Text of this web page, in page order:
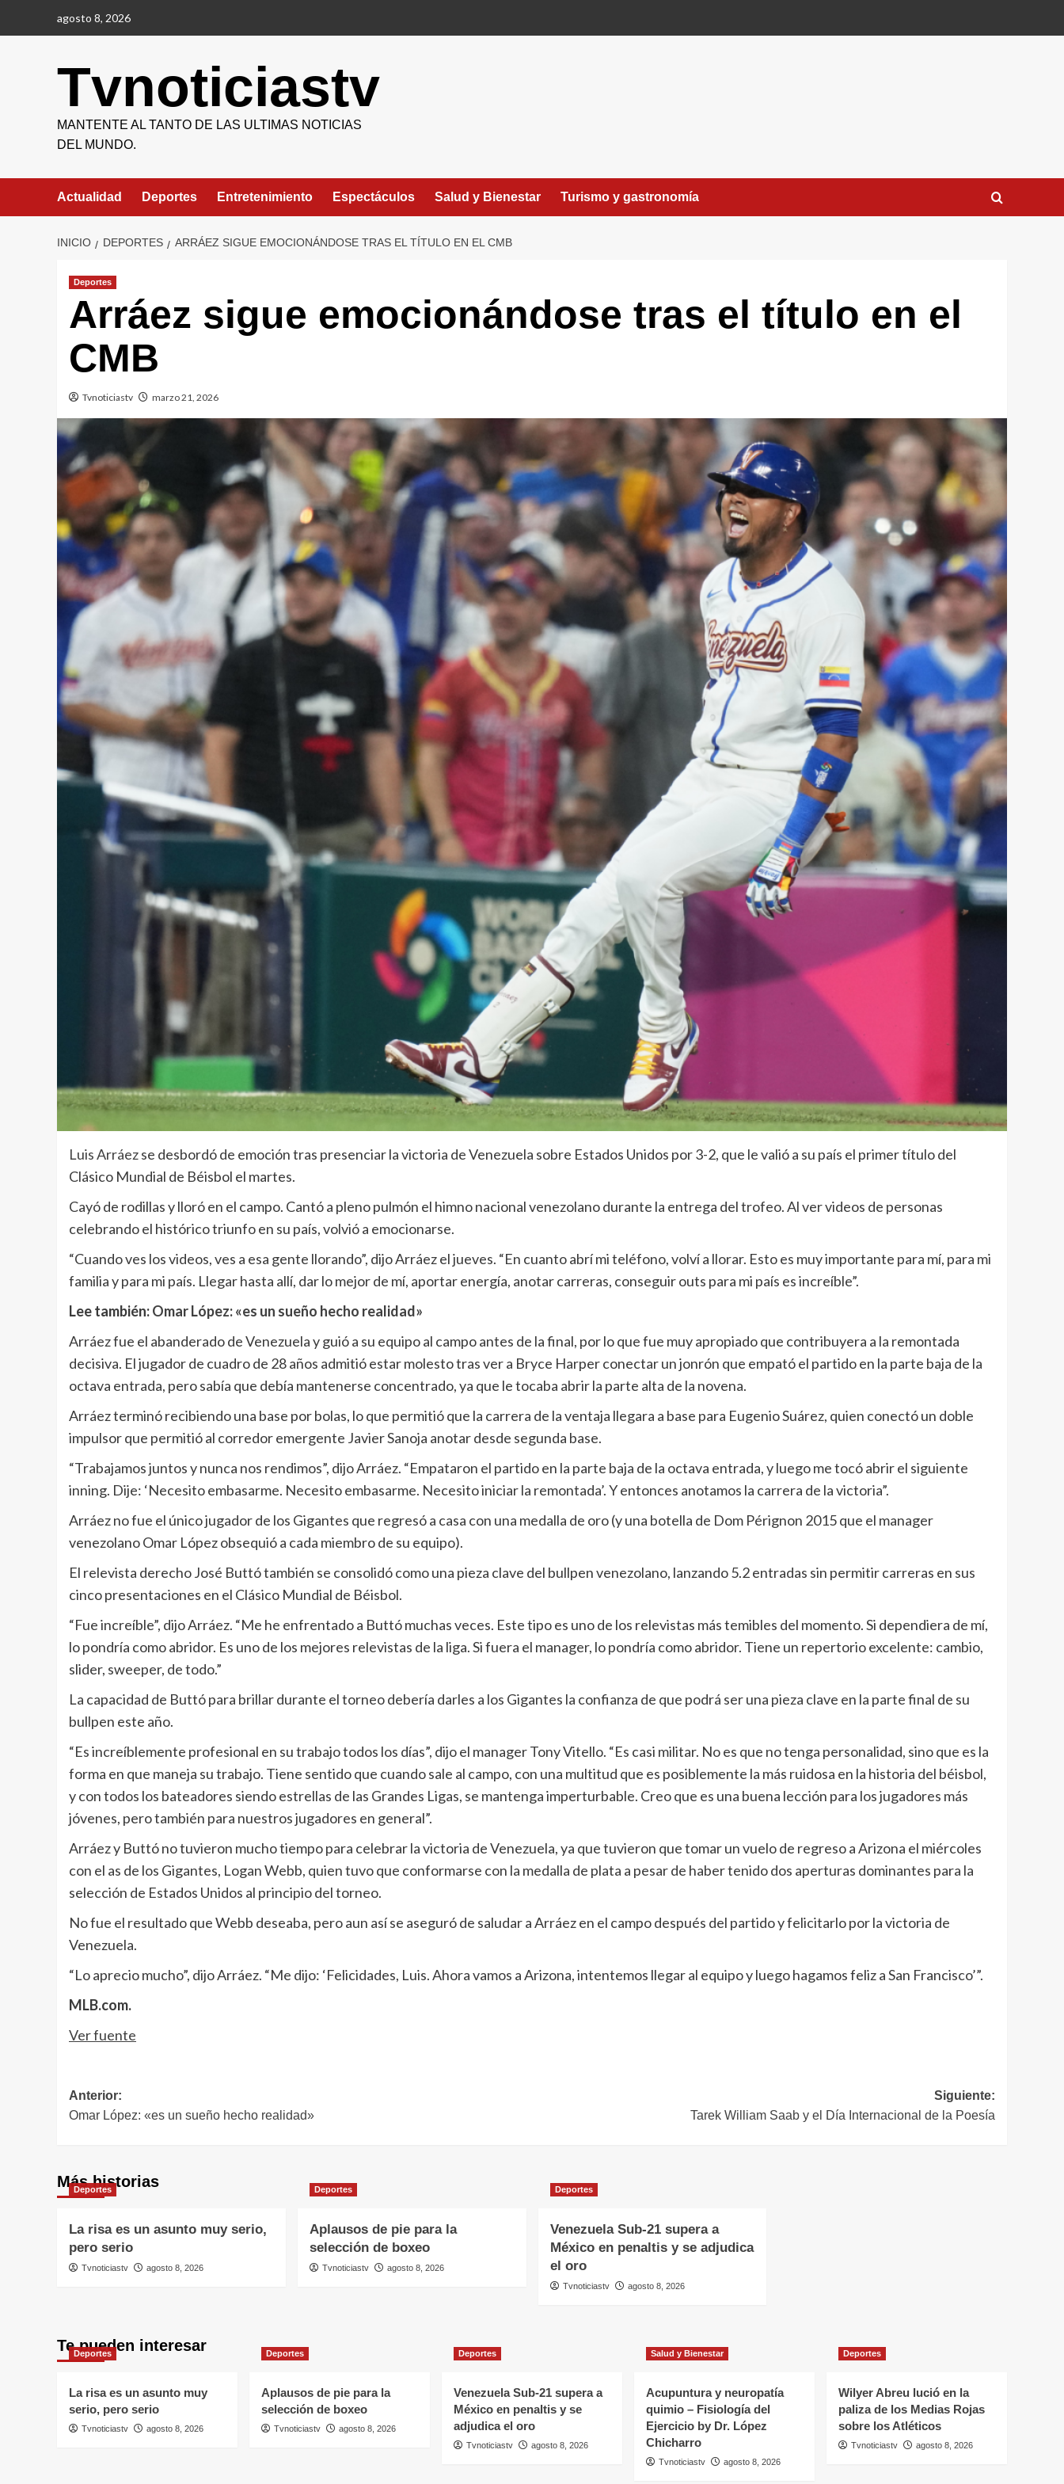
agosto 8, 2026
Tvnoticiastv
MANTENTE AL TANTO DE LAS ULTIMAS NOTICIAS
DEL MUNDO.
Actualidad Deportes Entretenimiento Espectáculos Salud y Bienestar Turismo y gastronomía
INICIO DEPORTES ARRÁEZ SIGUE EMOCIONÁNDOSE TRAS EL TÍTULO EN EL CMB
Deportes
Arráez sigue emocionándose tras el título en el
CMB
Tvnoticiastv marzo 21, 2026
Luis Arráezse desbordó de emoción tras presenciar la victoria de Venezuela sobre Estados Unidos por 3-2, que le valió a su país el primer título del
Clásico Mundial de Béisbol el martes.
Cayó de rodillas y lloró en el campo. Cantó a pleno pulmón el himno nacional venezolano durante la entrega del trofeo. Al ver videos de personas
celebrando el histórico triunfo en su país, volvió a emocionarse.
“Cuando ves los videos, ves a esa gente llorando”, dijo Arráez el jueves. “En cuanto abrí mi teléfono, volví a llorar. Esto es muy importante para mí, para mi
familia y para mi país. Llegar hasta allí, dar lo mejor de mí, aportar energía, anotar carreras, conseguir outs para mi país es increíble”.
Lee también:Omar López: «es un sueño hecho realidad»
Arráez fue el abanderado de Venezuela y guió a su equipo al campo antes de la final, por lo que fue muy apropiado que contribuyera a la remontada
decisiva. El jugador de cuadro de 28 años admitió estar molesto tras ver a Bryce Harper conectar un jonrón que empató el partido en la parte baja de la
octava entrada, pero sabía que debía mantenerse concentrado, ya que le tocaba abrir la parte alta de la novena.
Arráez terminó recibiendo una base por bolas, lo que permitió que la carrera de la ventaja llegara a base para Eugenio Suárez, quien conectó un doble
impulsor que permitió al corredor emergente Javier Sanoja anotar desde segunda base.
“Trabajamos juntos y nunca nos rendimos”, dijo Arráez. “Empataron el partido en la parte baja de la octava entrada, y luego me tocó abrir el siguiente
inning. Dije: ‘Necesito embasarme. Necesito embasarme. Necesito iniciar la remontada’. Y entonces anotamos la carrera de la victoria”.
Arráez no fue el único jugador de los Gigantes que regresó a casa con una medalla de oro (y una botella de Dom Pérignon 2015 que el manager
venezolano Omar López obsequió a cada miembro de su equipo).
El relevista derecho José Buttó también se consolidó como una pieza clave del bullpen venezolano, lanzando 5.2 entradas sin permitir carreras en sus
cinco presentaciones en el Clásico Mundial de Béisbol.
“Fue increíble”, dijo Arráez. “Me he enfrentado a Buttó muchas veces. Este tipo es uno de los relevistas más temibles del momento. Si dependiera de mí,
lo pondría como abridor. Es uno de los mejores relevistas de la liga. Si fuera el manager, lo pondría como abridor. Tiene un repertorio excelente: cambio,
slider, sweeper, de todo.”
La capacidad de Buttó para brillar durante el torneo debería darles a los Gigantes la confianza de que podrá ser una pieza clave en la parte final de su
bullpen este año.
“Es increíblemente profesional en su trabajo todos los días”, dijo el manager Tony Vitello. “Es casi militar. No es que no tenga personalidad, sino que es la
forma en que maneja su trabajo. Tiene sentido que cuando sale al campo, con una multitud que es posiblemente la más ruidosa en la historia del béisbol,
y con todos los bateadores siendo estrellas de las Grandes Ligas, se mantenga imperturbable. Creo que es una buena lección para los jugadores más
jóvenes, pero también para nuestros jugadores en general”.
Arráez y Buttó no tuvieron mucho tiempo para celebrar la victoria de Venezuela, ya que tuvieron que tomar un vuelo de regreso a Arizona el miércoles
con el as de los Gigantes, Logan Webb, quien tuvo que conformarse con la medalla de plata a pesar de haber tenido dos aperturas dominantes para la
selección de Estados Unidos al principio del torneo.
No fue el resultado que Webb deseaba, pero aun así se aseguró de saludar a Arráez en el campo después del partido y felicitarlo por la victoria de
Venezuela.
“Lo aprecio mucho”, dijo Arráez. “Me dijo: ‘Felicidades, Luis. Ahora vamos a Arizona, intentemos llegar al equipo y luego hagamos feliz a San Francisco’”.
MLB.com.
Ver fuente
Navegación
de
Anterior:
Omar López: «es un sueño hecho realidad»
Siguiente:
Tarek William Saab y el Día Internacional de la Poesía
Más historias
Deportes
La risa es un asunto muy serio,
pero serio
Tvnoticiastv agosto 8, 2026
Deportes
Aplausos de pie para la
selección de boxeo
Tvnoticiastv agosto 8, 2026
Deportes
Venezuela Sub-21 supera a
México en penaltis y se adjudica
el oro
Tvnoticiastv agosto 8, 2026
Te pueden interesar
Deportes
La risa es un asunto muy
serio, pero serio
Tvnoticiastv agosto 8, 2026
Deportes
Aplausos de pie para la
selección de boxeo
Tvnoticiastv agosto 8, 2026
Deportes
Venezuela Sub-21 supera a
México en penaltis y se
adjudica el oro
Tvnoticiastv agosto 8, 2026
Salud y Bienestar
Acupuntura y neuropatía
quimio – Fisiología del
Ejercicio by Dr. López
Chicharro
Tvnoticiastv agosto 8, 2026
Deportes
Wilyer Abreu lució en la
paliza de los Medias Rojas
sobre los Atléticos
Tvnoticiastv agosto 8, 2026